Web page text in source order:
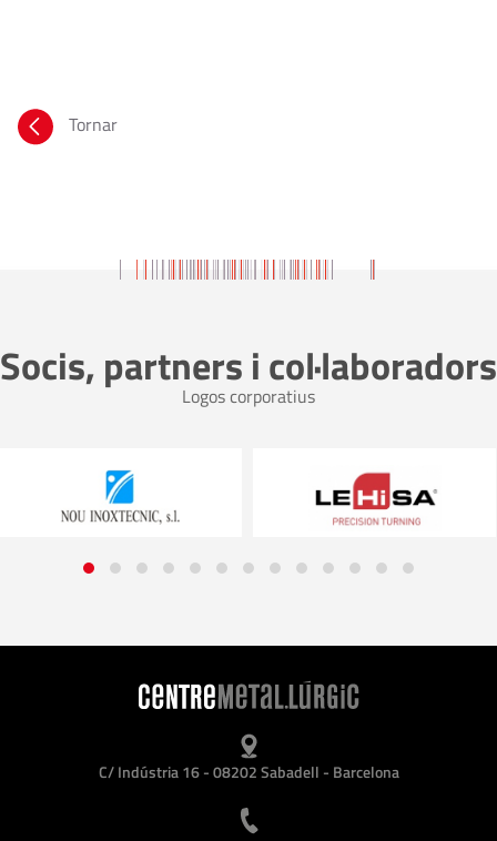
Tornar
Socis, partners i col·laboradors
Logos corporatius
C/ Indústria 16 - 08202 Sabadell - Barcelona